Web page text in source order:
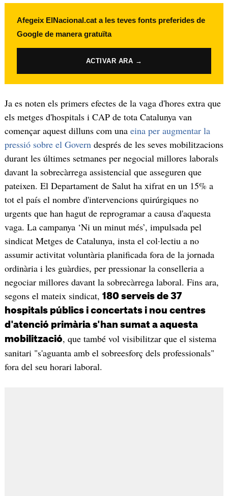
Afegeix ElNacional.cat a les teves fonts preferides de
Google de manera gratuïta
ACTIVAR ARA →
Ja es noten els primers efectes de la vaga d'hores extra que
els metges d'hospitals i CAP de tota Catalunya van
començar aquest dilluns com una eina per augmentar la
pressió sobre el Governdesprés de les seves mobilitzacions
durant les últimes setmanes per negocial millores laborals
davant la sobrecàrrega assistencial que asseguren que
pateixen. El Departament de Salut ha xifrat en un 15% a
tot el país el nombre d'intervencions quirúrgiques no
urgents que han hagut de reprogramar a causa d'aquesta
vaga. La campanya ‘Ni un minut més’, impulsada pel
sindicat Metges de Catalunya, insta el col·lectiu a no
assumir activitat voluntària planificada fora de la jornada
ordinària i les guàrdies, per pressionar la conselleria a
negociar millores davant la sobrecàrrega laboral. Fins ara,
segons el mateix sindicat, 180 serveis de 37
hospitals públics i concertats i nou centres
d'atenció primària s'han sumat a aquesta
mobilització, que també vol visibilitzar que el sistema
sanitari "s'aguanta amb el sobreesforç dels professionals"
fora del seu horari laboral.